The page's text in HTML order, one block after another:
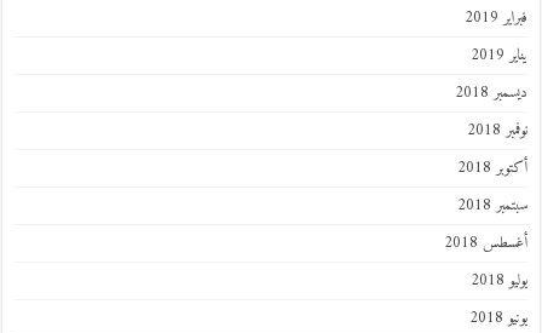
فبراير 2019
يناير 2019
ديسمبر 2018
نوفمبر 2018
أكتوبر 2018
سبتمبر 2018
أغسطس 2018
يوليو 2018
يونيو 2018